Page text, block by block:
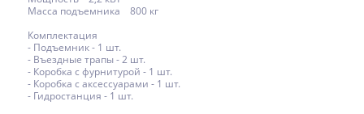
Масса подъемника 800 кг
Комплектация
- Подъемник - 1 шт.
- Въездные трапы - 2 шт.
- Коробка с фурнитурой - 1 шт.
- Коробка с аксессуарами - 1 шт.
- Гидростанция - 1 шт.